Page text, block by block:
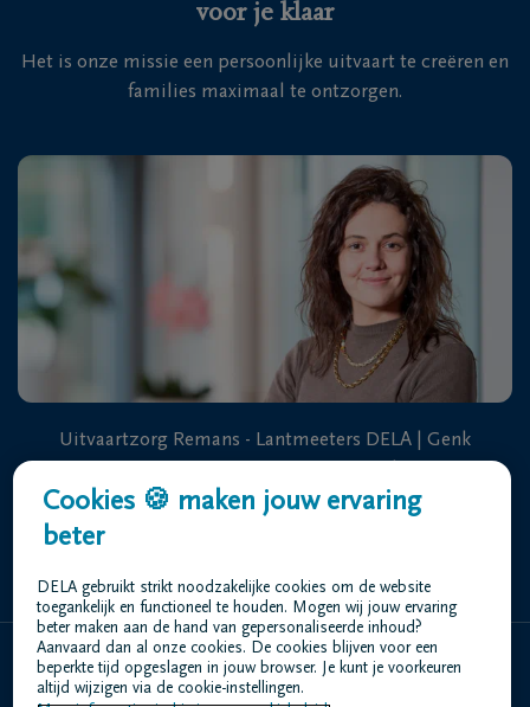
voor je klaar
Het is onze missie een persoonlijke uitvaart te creëren en
families maximaal te ontzorgen.
Uitvaartzorg Remans - Lantmeeters DELA | Genk
Home
Cookies 🍪 maken jouw ervaring
beter
DELA gebruikt strikt noodzakelijke cookies om de website
toegankelijk en functioneel te houden. Mogen wij jouw ervaring
beter maken aan de hand van gepersonaliseerde inhoud?
Aanvaard dan al onze cookies. De cookies blijven voor een
beperkte tijd opgeslagen in jouw browser. Je kunt je voorkeuren
altijd wijzigen via de cookie-instellingen.